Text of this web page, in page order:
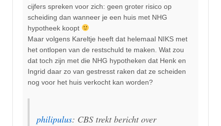
cijfers spreken voor zich: geen groter risico op
scheiding dan wanneer je een huis met NHG
hypotheek koopt
Maar volgens Kareltje heeft dat helemaal NIKS met
het ontlopen van de restschuld te maken. Wat zou
dat toch zijn met die NHG hypotheken dat Henk en
Ingrid daar zo van gestresst raken dat ze scheiden
nog voor het huis verkocht kan worden?
philipulus: CBS trekt bericht over